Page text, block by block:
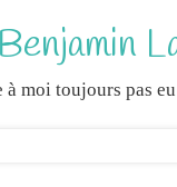
à moi toujours pas